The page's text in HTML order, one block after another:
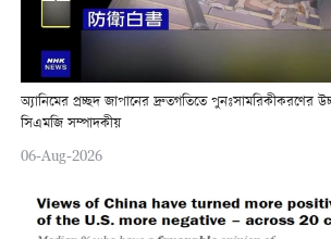
অ্যানিমের প্রচ্ছদ জাপানের দ্রুতগতিতে পুনঃসামরিকীকরণের
সিএমজি সম্পাদকীয়
06-Aug-2026